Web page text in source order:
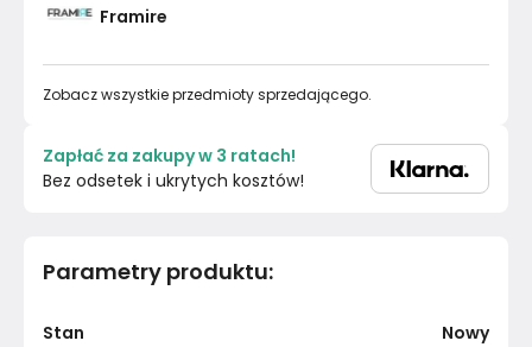
Parametry produktu:
Stan Nowy
Framire
Zobacz wszystkie przedmioty sprzedającego.
Zapłać za zakupy w 3 ratach!
Bez odsetek i ukrytych kosztów!